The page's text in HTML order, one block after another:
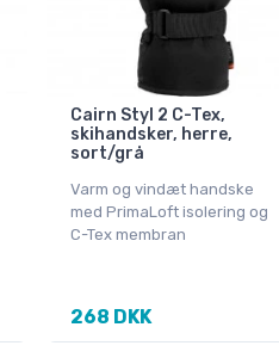
Cairn Styl 2 C-Tex,
skihandsker, herre,
sort/grå
Varm og vindæt handske
med PrimaLoft isolering og
C-Tex membran
268 DKK